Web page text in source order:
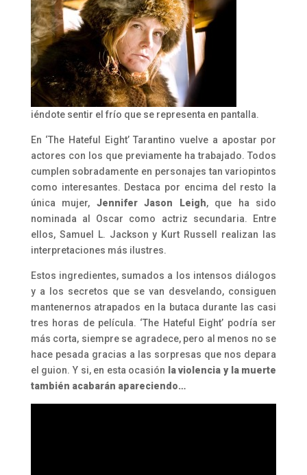
iéndote sentir el frío que se representa en pantalla.
En ‘The Hateful Eight’ Tarantino vuelve a apostar por
actores con los que previamente ha trabajado. Todos
cumplen sobradamente en personajes tan variopintos
como interesantes. Destaca por encima del resto la
única mujer, Jennifer Jason Leigh, que ha sido
nominada al Oscar como actriz secundaria. Entre
ellos, Samuel L. Jackson y Kurt Russell realizan las
interpretaciones más ilustres.
Estos ingredientes, sumados a los intensos diálogos
y a los secretos que se van desvelando, consiguen
mantenernos atrapados en la butaca durante las casi
tres horas de película. ‘The Hateful Eight’ podría ser
más corta, siempre se agradece, pero al menos no se
hace pesada gracias a las sorpresas que nos depara
el guion. Y si, en esta ocasión la violencia y la muerte
también acabarán apareciendo…